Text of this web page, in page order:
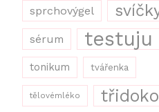
sprchovýgel
sérum testuju
tonikum tvářenka
tělovémléko